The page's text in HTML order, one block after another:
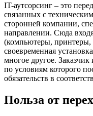
IT-аутсорсинг – это
связанных с
сторонней компании,
направлении. Сюда
(компьютеры, принтеры,
своевременная
многое другое.
по условиям которого
обязательств в
Польза от